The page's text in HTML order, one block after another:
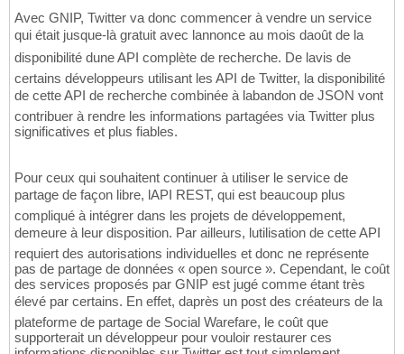
Avec GNIP, Twitter va donc commencer à vendre un service
qui était jusque-là gratuit avec lannonce au mois daoût de la
disponibilité dune API complète de recherche. De lavis de
certains développeurs utilisant les API de Twitter, la disponibilité
de cette API de recherche combinée à labandon de JSON vont
contribuer à rendre les informations partagées via Twitter plus
significatives et plus fiables.
Pour ceux qui souhaitent continuer à utiliser le service de
partage de façon libre, lAPI REST, qui est beaucoup plus
compliqué à intégrer dans les projets de développement,
demeure à leur disposition. Par ailleurs, lutilisation de cette API
requiert des autorisations individuelles et donc ne représente
pas de partage de données « open source ». Cependant, le coût
des services proposés par GNIP est jugé comme étant très
élevé par certains. En effet, daprès un post des créateurs de la
plateforme de partage de Social Warefare, le coût que
supporterait un développeur pour vouloir restaurer ces